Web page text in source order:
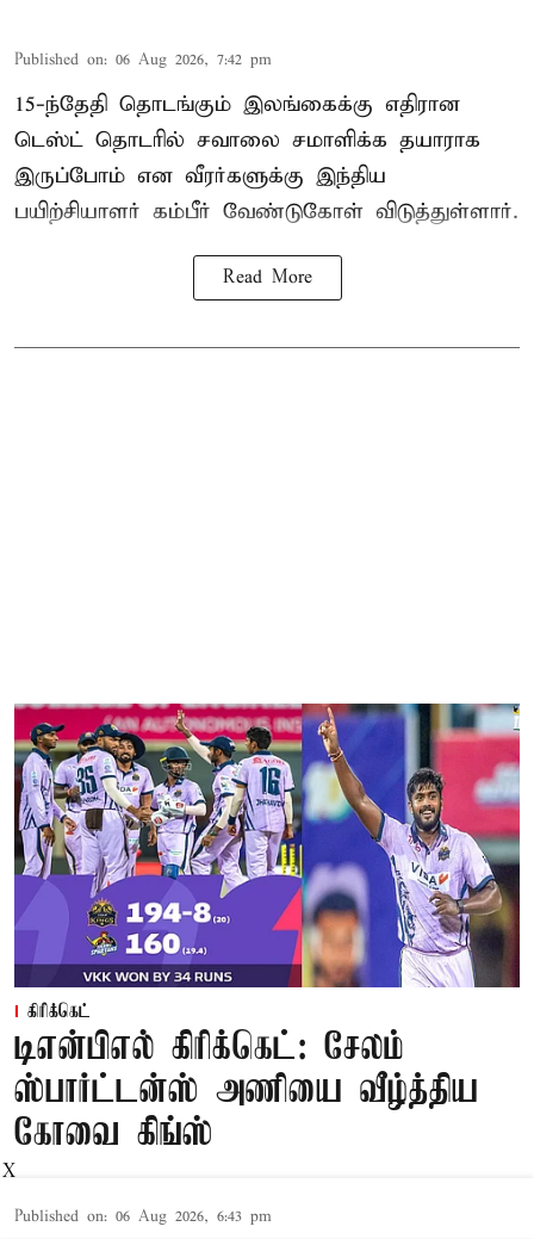
Published on: 06 Aug 2026, 7:42 pm
15-ந்தேதி தொடங்கும் இலங்கைக்கு எதிரான
டெஸ்ட் தொடரில் சவாலை சமாளிக்க தயாராக
இருப்போம் என வீரர்களுக்கு இந்திய
பயிற்சியாளர் கம்பீர் வேண்டுகோள் விடுத்துள்ளார்.
Read More
கிரிக்கெட்
டிஎன்பிஎல் கிரிக்கெட்: சேலம்
ஸ்பார்ட்டன்ஸ் அணியை வீழ்த்திய
கோவை கிங்ஸ்
Published on: 06 Aug 2026, 6:43 pm
X